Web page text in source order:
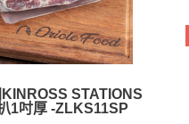
STATIONS
羊T骨扒1吋厚 -ZLKS11SP